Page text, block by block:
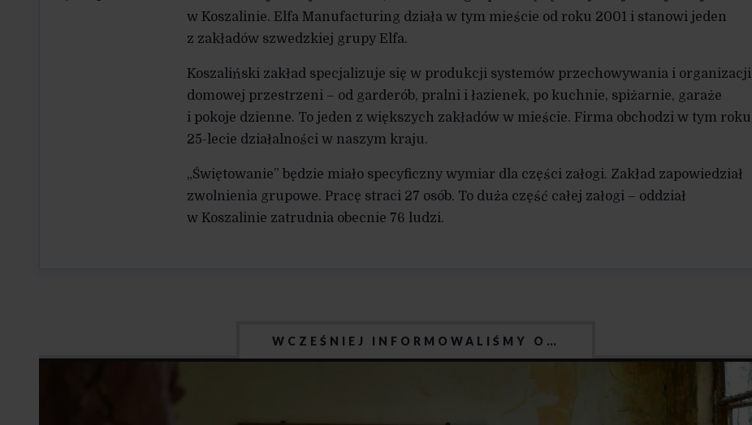
w Koszalinie. Elfa Manufacturing działa w tym mieście od roku 2001 i stanowi jeden
z zakładów szwedzkiej grupy Elfa.
Koszaliński zakład specjalizuje się w produkcji systemów przechowywania i organizacji
domowej przestrzeni – od garderób, pralni i łazienek, po kuchnie, spiżarnie, garaże
i pokoje dzienne. To jeden z większych zakładów w mieście. Firma obchodzi w tym roku
25-lecie działalności w naszym kraju.
„Świętowanie” będzie miało specyficzny wymiar dla części załogi. Zakład zapowiedział
zwolnienia grupowe. Pracę straci 27 osób. To duża część całej załogi – oddział
w Koszalinie zatrudnia obecnie 76 ludzi.
WCZEŚNIEJ INFORMOWALIŚMY O…